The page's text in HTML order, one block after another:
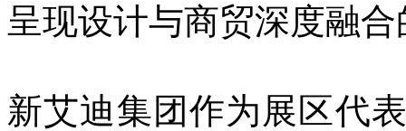
呈现设计与商贸深度融
新艾迪集团作为展区代